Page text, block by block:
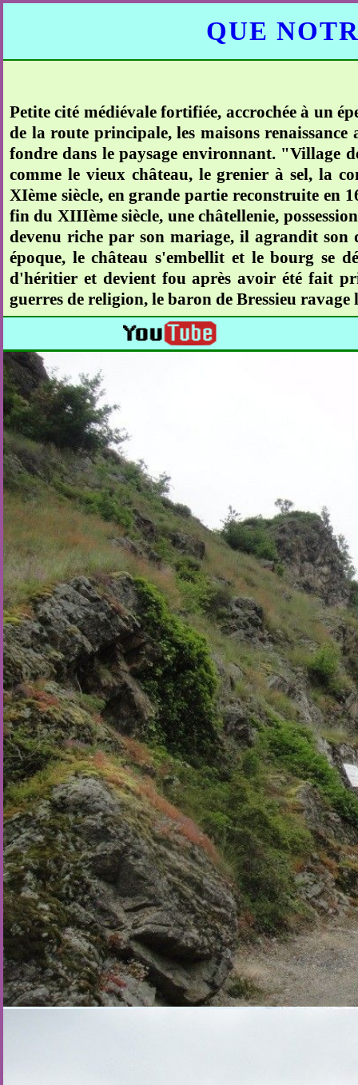
QUE
Petite cité médiévale fortifiée, accrochée à un
de la route principale, les maisons
fondre dans le paysage environnant. "Village
comme le vieux château, le grenier à sel, la
XIème siècle, en grande partie reconstruite en
fin du XIIIème siècle, une châtellenie,
devenu riche par son mariage, il agrandit son
époque, le château s'embellit et le bourg se
d'héritier et devient fou après avoir été fait
guerres de religion, le baron de Bressieu